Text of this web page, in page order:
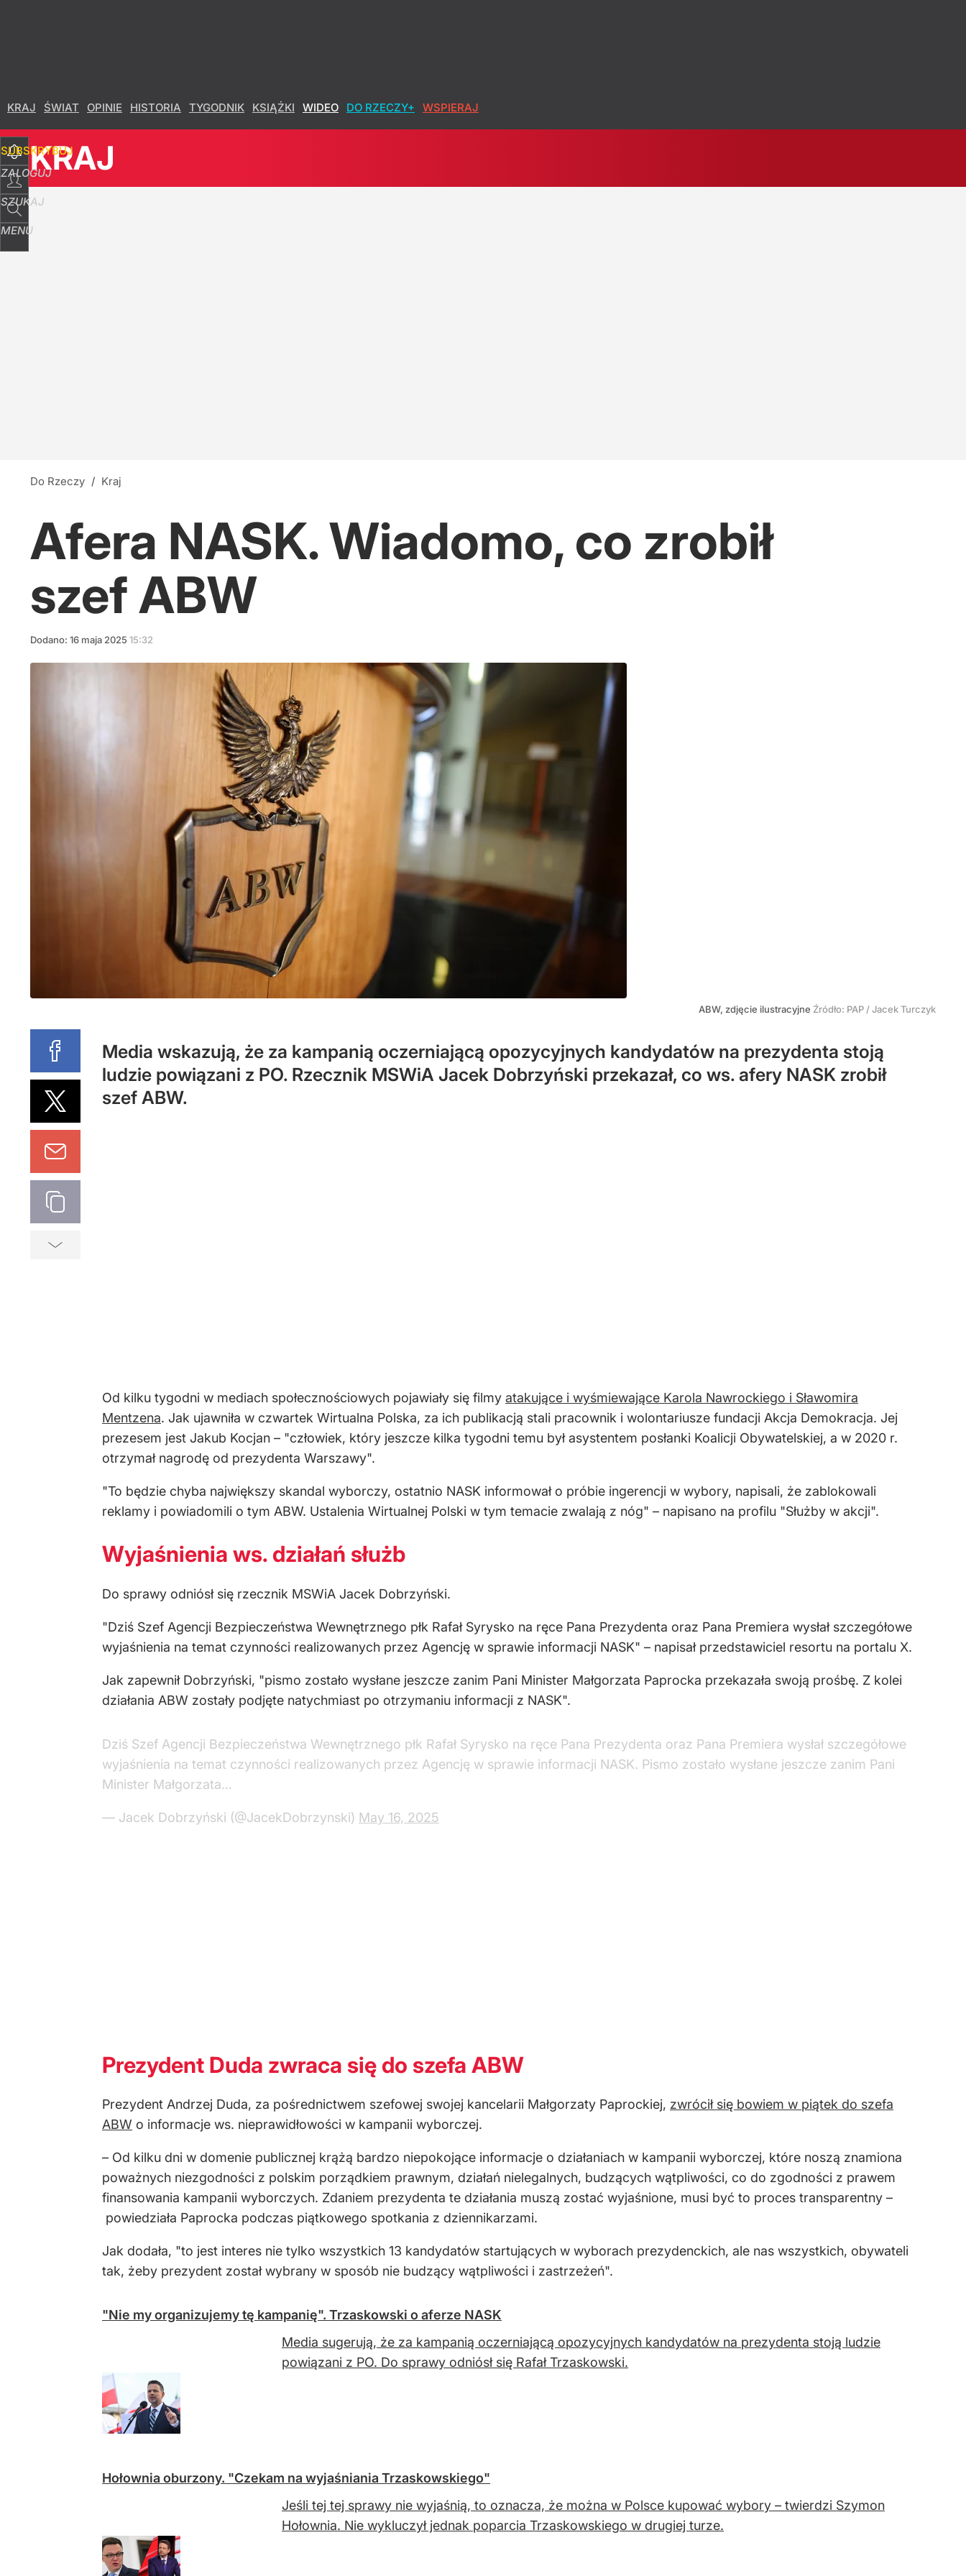
KRAJ ŚWIAT OPINIE HISTORIA TYGODNIK KSIĄŻKI WIDEO DO RZECZY+ WSPIERAJ
SUBSKRYBUJ
ZALOGUJ
SZUKAJ
MENU
KRAJ
Do Rzeczy / Kraj
Afera NASK. Wiadomo, co zrobił
szef ABW
Dodano: 16 maja 2025 15:32
ABW, zdjęcie ilustracyjne Źródło: PAP /Jacek Turczyk
Media wskazują, że za kampanią oczerniającą opozycyjnych kandydatów na prezydenta stoją
ludzie powiązani z PO. Rzecznik MSWiA Jacek Dobrzyński przekazał, co ws. afery NASK zrobił
szef ABW.
Od kilku tygodni w mediach społecznościowych pojawiały się filmy atakujące i wyśmiewające Karola Nawrockiego i Sławomira
Mentzena. Jak ujawniła w czwartek Wirtualna Polska, za ich publikacją stali pracownik i wolontariusze fundacji Akcja Demokracja. Jej
prezesem jest Jakub Kocjan – "człowiek, który jeszcze kilka tygodni temu był asystentem posłanki Koalicji Obywatelskiej, a w 2020 r.
otrzymał nagrodę od prezydenta Warszawy".
"To będzie chyba największy skandal wyborczy, ostatnio NASK informował o próbie ingerencji w wybory, napisali, że zablokowali
reklamy i powiadomili o tym ABW. Ustalenia Wirtualnej Polski w tym temacie zwalają z nóg" – napisano na profilu "Służby w akcji".
Wyjaśnienia ws. działań służb
Do sprawy odniósł się rzecznik MSWiA Jacek Dobrzyński.
"Dziś Szef Agencji Bezpieczeństwa Wewnętrznego płk Rafał Syrysko na ręce Pana Prezydenta oraz Pana Premiera wysłał szczegółowe
wyjaśnienia na temat czynności realizowanych przez Agencję w sprawie informacji NASK" – napisał przedstawiciel resortu na portalu X.
Jak zapewnił Dobrzyński, "pismo zostało wysłane jeszcze zanim Pani Minister Małgorzata Paprocka przekazała swoją prośbę. Z kolei
działania ABW zostały podjęte natychmiast po otrzymaniu informacji z NASK".
Dziś Szef Agencji Bezpieczeństwa Wewnętrznego płk Rafał Syrysko na ręce Pana Prezydenta oraz Pana Premiera wysłał szczegółowe
wyjaśnienia na temat czynności realizowanych przez Agencję w sprawie informacji NASK. Pismo zostało wysłane jeszcze zanim Pani
Minister Małgorzata…
— Jacek Dobrzyński (@JacekDobrzynski) May 16, 2025
Prezydent Duda zwraca się do szefa ABW
Prezydent Andrzej Duda, za pośrednictwem szefowej swojej kancelarii Małgorzaty Paprockiej, zwrócił się bowiem w piątek do szefa
ABW o informacje ws. nieprawidłowości w kampanii wyborczej.
– Od kilku dni w domenie publicznej krążą bardzo niepokojące informacje o działaniach w kampanii wyborczej, które noszą znamiona
poważnych niezgodności z polskim porządkiem prawnym, działań nielegalnych, budzących wątpliwości, co do zgodności z prawem
finansowania kampanii wyborczych. Zdaniem prezydenta te działania muszą zostać wyjaśnione, musi być to proces transparentny –
powiedziała Paprocka podczas piątkowego spotkania z dziennikarzami.
Jak dodała, "to jest interes nie tylko wszystkich 13 kandydatów startujących w wyborach prezydenckich, ale nas wszystkich, obywateli
tak, żeby prezydent został wybrany w sposób nie budzący wątpliwości i zastrzeżeń".
"Nie my organizujemy tę kampanię". Trzaskowski o aferze NASK
Media sugerują, że za kampanią oczerniającą opozycyjnych kandydatów na prezydenta stoją ludzie
powiązani z PO. Do sprawy odniósł się Rafał Trzaskowski.
Hołownia oburzony. "Czekam na wyjaśniania Trzaskowskiego"
Jeśli tej tej sprawy nie wyjaśnią, to oznacza, że można w Polsce kupować wybory – twierdzi Szymon
Hołownia. Nie wykluczył jednak poparcia Trzaskowskiego w drugiej turze.